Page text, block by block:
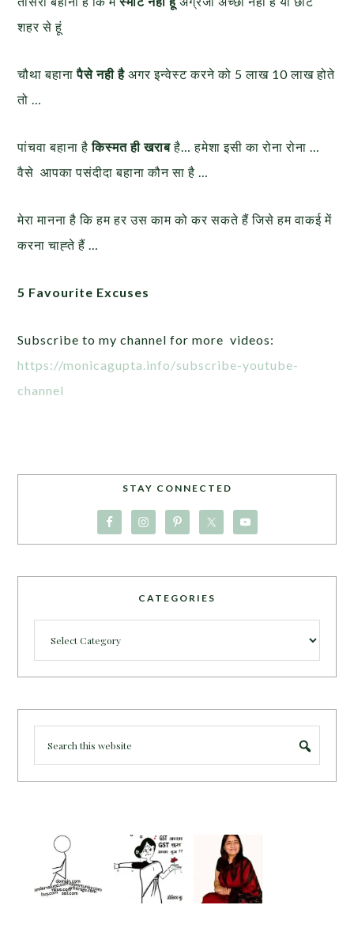
शहर से हूं
चौथा बहानापैसे नही है अगर इन्वेस्ट करने को 5 लाख 10 लाख होते
तो …
पांचवा बहाना हैकिस्मत ही खराबहै… हमेशा इसी का रोना रोना …
वैसे आपका पसंदीदा बहाना कौन सा है …
मेरा मानना है कि हम हर उस काम को कर सकते हैं जिसे हम वाकई में
करना चाह्ते हैं …
5 Favourite Excuses
Subscribe to my channel for more videos:
https://monicagupta.info/subscribe-youtube-
channel
STAY CONNECTED
CATEGORIES